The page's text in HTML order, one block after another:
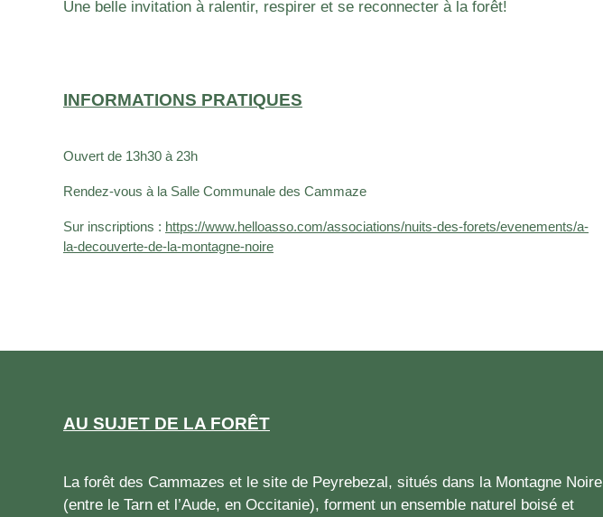
Une belle invitation à ralentir, respirer et se reconnecter à la forêt!
INFORMATIONS PRATIQUES
Ouvert de 13h30 à 23h
Rendez-vous à la Salle Communale des Cammaze
Sur inscriptions : https://www.helloasso.com/associations/nuits-des-forets/evenements/a-
la-decouverte-de-la-montagne-noire
AU SUJET DE LA FORÊT
La forêt des Cammazes et le site de Peyrebezal, situés dans la Montagne Noire
(entre le Tarn et l’Aude, en Occitanie), forment un ensemble naturel boisé et